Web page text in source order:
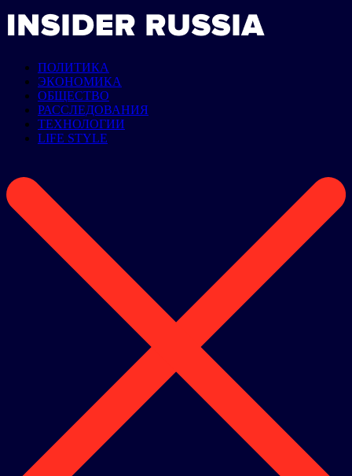
ПОЛИТИКА
ЭКОНОМИКА
ОБЩЕСТВО
РАССЛЕДОВАНИЯ
ТЕХНОЛОГИИ
LIFE STYLE